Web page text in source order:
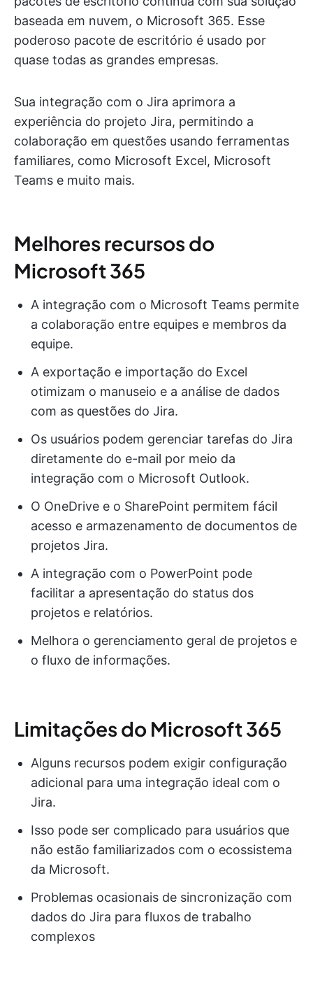
baseada em nuvem, o Microsoft 365. Esse
poderoso pacote de escritório é usado por
quase todas as grandes empresas.
Sua integração com o Jira aprimora a
experiência do projeto Jira, permitindo a
colaboração em questões usando ferramentas
familiares, como Microsoft Excel, Microsoft
Teams e muito mais.
Melhores recursos do
Microsoft 365
A integração com o Microsoft Teams permite
a colaboração entre equipes e membros da
equipe.
A exportação e importação do Excel
otimizam o manuseio e a análise de dados
com as questões do Jira.
Os usuários podem gerenciar tarefas do Jira
diretamente do e-mail por meio da
integração com o Microsoft Outlook.
O OneDrive e o SharePoint permitem fácil
acesso e armazenamento de documentos de
projetos Jira.
A integração com o PowerPoint pode
facilitar a apresentação do status dos
projetos e relatórios.
Melhora o gerenciamento geral de projetos e
o fluxo de informações.
Limitações do Microsoft 365
Alguns recursos podem exigir configuração
adicional para uma integração ideal com o
Jira.
Isso pode ser complicado para usuários que
não estão familiarizados com o ecossistema
da Microsoft.
Problemas ocasionais de sincronização com
dados do Jira para fluxos de trabalho
complexos